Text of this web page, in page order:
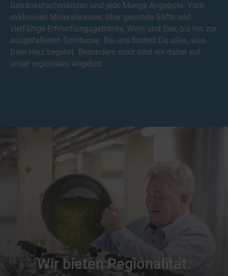
Getränkefachmärkten und jede Menge Angebote. Vom
exklusiven Mineralwasser, über gesunde Säfte und
vielfältige Erfrischungsgetränke, Wein und Bier, bis hin zur
ausgefallenen Spirituose: Bei uns findest Du alles, was
Dein Herz begehrt. Besonders stolz sind wir dabei auf
unser regionales Angebot.
Wir bieten Regionalität.